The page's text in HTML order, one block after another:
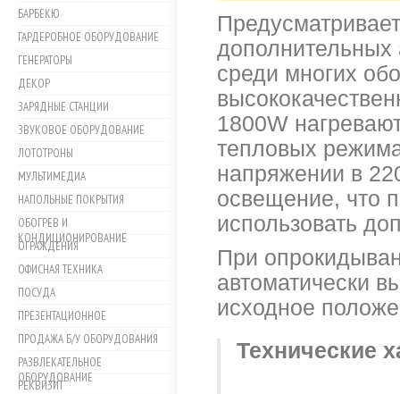
БАРБЕКЮ
ГАРДЕРОБНОЕ ОБОРУДОВАНИЕ
ГЕНЕРАТОРЫ
ДЕКОР
ЗАРЯДНЫЕ СТАНЦИИ
ЗВУКОВОЕ ОБОРУДОВАНИЕ
ЛОТОТРОНЫ
МУЛЬТИМЕДИА
НАПОЛЬНЫЕ ПОКРЫТИЯ
ОБОГРЕВ И
КОНДИЦИОНИРОВАНИЕ
ОГРАЖДЕНИЯ
ОФИСНАЯ ТЕХНИКА
ПОСУДА
ПРЕЗЕНТАЦИОННОЕ
ПРОДАЖА Б/У ОБОРУДОВАНИЯ
РАЗВЛЕКАТЕЛЬНОЕ
ОБОРУДОВАНИЕ
РЕКВИЗИТ
дополнительных
среди многих
1800W
тепловых
напряжении в
освещение, что
использовать
При
автоматически
исходное
Технические